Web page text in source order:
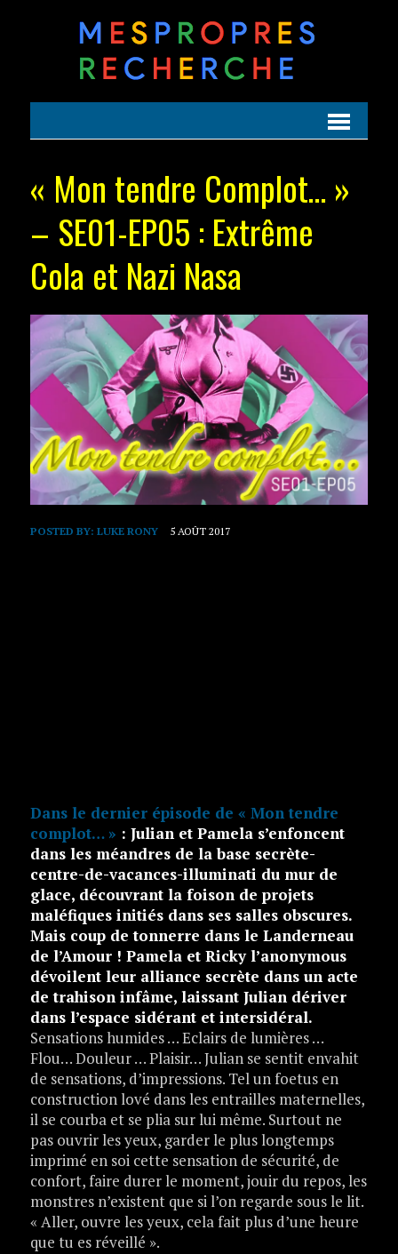
« Mon tendre Complot… »
– SE01-EP05 : Extrême
Cola et Nazi Nasa
POSTED BY: LUKE RONY 5 AOÛT 2017
Dans le dernier épisode de « Mon tendre
complot… » : Julian et Pamela s’enfoncent
dans les méandres de la base secrète-
centre-de-vacances-illuminati du mur de
glace, découvrant la foison de projets
maléfiques initiés dans ses salles obscures.
Mais coup de tonnerre dans le Landerneau
de l’Amour ! Pamela et Ricky l’anonymous
dévoilent leur alliance secrète dans un acte
de trahison infâme, laissant Julian dériver
dans l’espace sidérant et intersidéral.
Sensations humides … Eclairs de lumières …
Flou… Douleur … Plaisir… Julian se sentit envahit
de sensations, d’impressions. Tel un foetus en
construction lové dans les entrailles maternelles,
il se courba et se plia sur lui même. Surtout ne
pas ouvrir les yeux, garder le plus longtemps
imprimé en soi cette sensation de sécurité, de
confort, faire durer le moment, jouir du repos, les
monstres n’existent que si l’on regarde sous le lit.
« Aller, ouvre les yeux, cela fait plus d’une heure
que tu es réveillé ».